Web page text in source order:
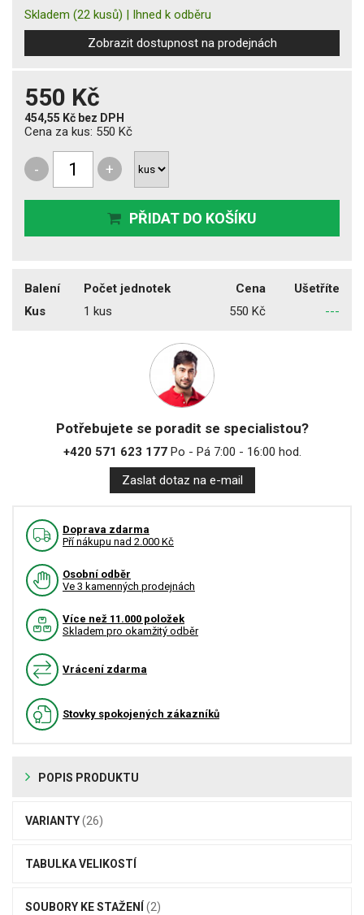
Skladem (22 kusů) | Ihned k odběru
Zobrazit dostupnost na prodejnách
550 Kč
454,55 Kč bez DPH
Cena za kus: 550 Kč
- +
PŘIDAT DO KOŠÍKU
Balení Počet jednotek Cena
Ušetříte
Kus
1 kus 550 Kč ---
Potřebujete se poradit se specialistou?
+420 571 623 177Po - Pá 7:00 - 16:00 hod.
Zaslat dotaz na e-mail
Doprava zdarma
Pří nákupu nad 2.000 Kč
Osobní odběr
Ve 3 kamenných prodejnách
Více než 11.000 položek
Skladem pro okamžitý odběr
Vrácení zdarma
Stovky spokojených zákazníků
POPIS PRODUKTU
VARIANTY(26)
TABULKA VELIKOSTÍ
SOUBORY KE STAŽENÍ (2)